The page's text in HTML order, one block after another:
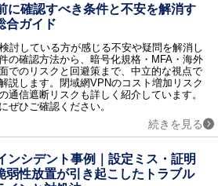
スマートデバイス連携システム / GoogleApps導入支援 / 安否確認システム / アンケートシステム / 文書電子化 / 物品管理 / 化学物質管理システム / 運行管理システム / 受付システム / グループウェア導入支援 / リモートコントロール（遠隔操作） / デジタルサイネージ / 分散処理（HPCクラスタ） / 知的財産管理 / デジタル著作権管理（DRM） / e文書ソリューション / 保育園・幼稚園システム / セキュリティ特集 / 賃貸管理ソフト / ホームページ制作 / コラム / テレワーク特集 / テレワーク特集_ネオキャリア / アノテーション / ワークブース / 動作解析ソリューション / ビジネスマッチングサービス / 内部統制ツール
に確認すべき条件と不安を解消す
合ガイド
討している方が感じる不安や疑問を解消し
の確認方法から、暗号化規格・MFA・海外
でのリスクと回避策まで、中立的な視点で
説します。閉域網VPNのコスト増加リスク
通信遮断リスクも詳しく紹介しています。
ぜひご確認ください。
続きを見る
ンシデント事例｜設定ミス・証明
弱性放置が引き起こしたトラブル